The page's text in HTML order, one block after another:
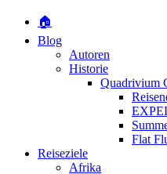
🏠
Blog
Autoren
Historie
Quadrivium
Flat
Reiseziele
Afrika